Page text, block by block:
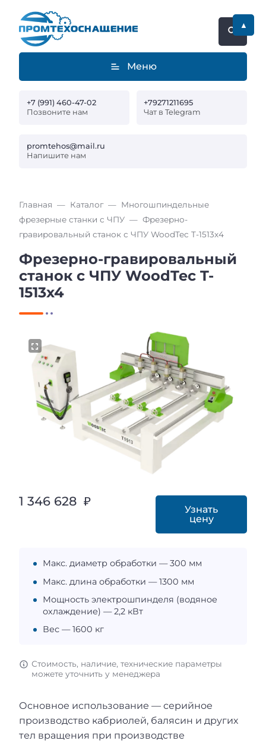
Меню
+7 (991) 460-47-02
Позвоните нам
+79271211695
Чат в Telegram
promtehos@mail.ru
Напишите нам
Главная Каталог
Многошпиндельные
фрезерные станки с ЧПУ
Фрезерно-
гравировальный станок с ЧПУ WoodTec T-1513х4
Фрезерно-гравировальный
станок с ЧПУ WoodTec T-
1513х4
1 346 628 ₽
Узнать
цену
Макс. диаметр обработки — 300 мм
Макс. длина обработки — 1300 мм
Мощность электрошпинделя (водяное
охлаждение) — 2,2 кВт
Вес — 1600 кг
Стоимость, наличие, технические параметры
можете уточнить у менеджера
Основное использование — серийное
производство кабриолей, балясин и других
тел вращения при производстве
▲